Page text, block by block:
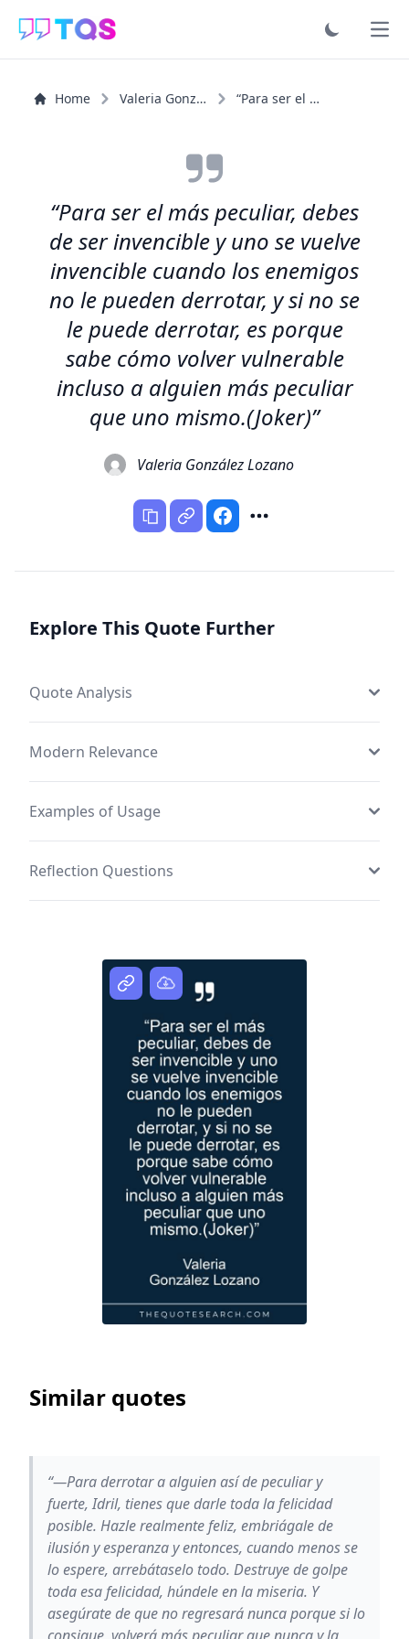
Home Valeria González Lozano “Para ser el más peculiar, debes de ser invencible y uno...”
“Para ser el más peculiar, debes
de ser invencible y uno se vuelve
invencible cuando los enemigos
no le pueden derrotar, y si no se
le puede derrotar, es porque
sabe cómo volver vulnerable
incluso a alguien más peculiar
que uno mismo.(Joker)”
Valeria González Lozano
Explore This Quote Further
Quote Analysis
Modern Relevance
Examples of Usage
Reflection Questions
Similar quotes
“—Para derrotar a alguien así de peculiar y
fuerte, Idril, tienes que darle toda la felicidad
posible. Hazle realmente feliz, embriágale de
ilusión y esperanza y entonces, cuando menos se
lo espere, arrebátaselo todo. Destruye de golpe
toda esa felicidad, húndele en la miseria. Y
asegúrate de que no regresará nunca porque si lo
consigue, volverá más peculiar que nunca y la